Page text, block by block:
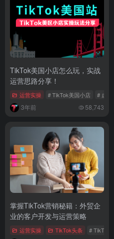
TikTok美国小店怎么玩，实战
运营思路分享！
运营实操 # TikTok美国小店 # 虚拟仓
3年前 58,743
掌握TikTok营销秘籍：外贸企
业的客户开发与运营策略
运营实操 TikTok头条 # TikTok营